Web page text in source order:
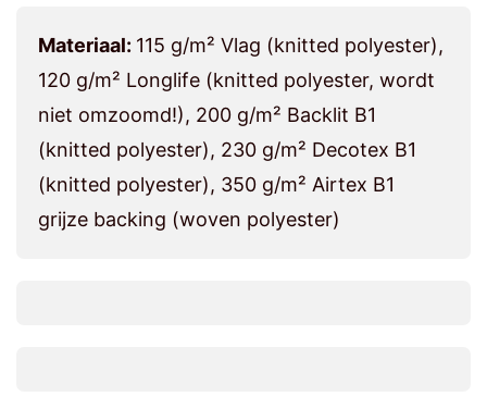
Materiaal: 115 g/m² Vlag (knitted polyester),
120 g/m² Longlife (knitted polyester, wordt
niet omzoomd!), 200 g/m² Backlit B1
(knitted polyester), 230 g/m² Decotex B1
(knitted polyester), 350 g/m² Airtex B1
grijze backing (woven polyester)